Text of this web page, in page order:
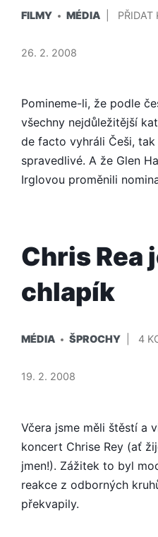
V
FILMY MÉDIA PŘIDAT
26. 2. 2008
Pomineme-li, že podle
všechny nejdůležitější
de facto vyhráli Češi,
spravedlivé. A že Glen
Irglovou proměnili
Chris Rea
chlapík
V
MÉDIA ŠPROCHY 4
19. 2. 2008
Včera jsme měli štěstí a
koncert Chrise Rey (ať
jmen!). Zážitek to byl
reakce z odborných
překvapily.